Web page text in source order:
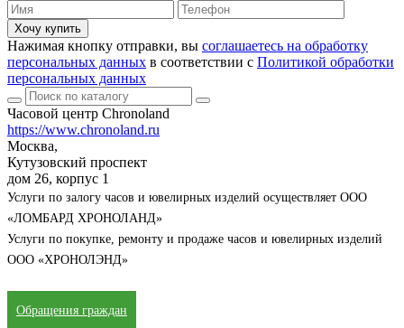
Хочу купить
Нажимая кнопку отправки, вы соглашаетесь на обработку
персональных данных в соответствии с Политикой обработки
персональных данных
Часовой центр Chronoland
https://www.chronoland.ru
Москва,
Кутузовский проспект
дом 26, корпус 1
Услуги по залогу часов и ювелирных изделий осуществляет ООО
«ЛОМБАРД ХРОНОЛАНД»
Услуги по покупке, ремонту и продаже часов и ювелирных изделий
ООО «ХРОНОЛЭНД»
Обращения граждан